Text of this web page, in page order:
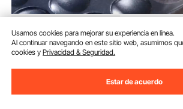
panqueques
piezas, 43
parrilla
poffertjes de
inoxidable
dual de
121
Usamos cookies para mejorar su experiencia en línea.
Al continuar navegando en este sitio web, asumimos
cookies yPrivacidad & Seguridad.
Estar de acuerdo